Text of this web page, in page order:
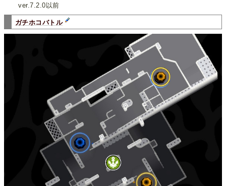
ver.7.2.0以前
ガチホコバトル